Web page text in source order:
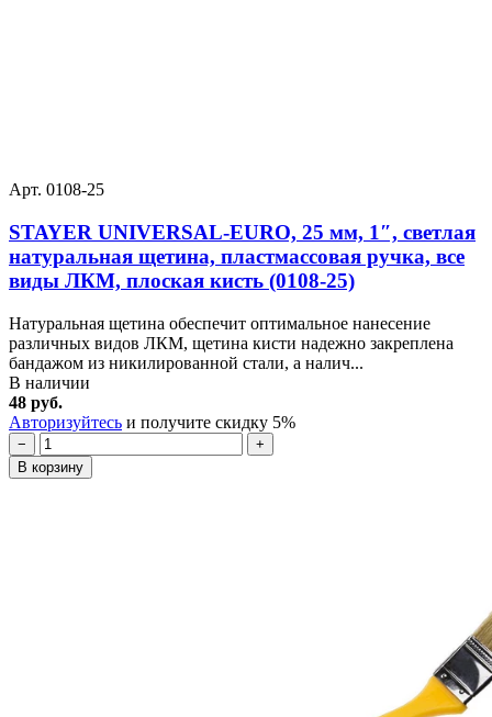
Арт. 0108-25
STAYER UNIVERSAL-EURO, 25 мм, 1″, светлая
натуральная щетина, пластмассовая ручка, все
виды ЛКМ, плоская кисть (0108-25)
Натуральная щетина обеспечит оптимальное нанесение
различных видов ЛКМ, щетина кисти надежно закреплена
бандажом из никилированной стали, а налич...
В наличии
48 руб.
Авторизуйтесь и получите скидку 5%
−
+
В корзину